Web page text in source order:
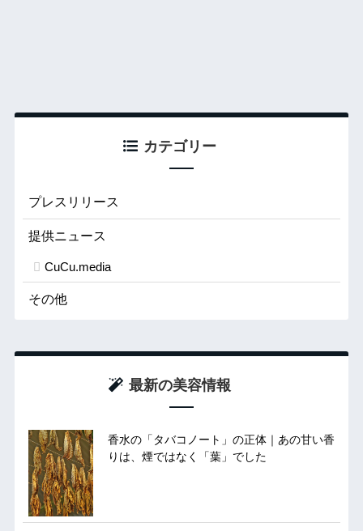
カテゴリー
プレスリリース
提供ニュース
CuCu.media
その他
最新の美容情報
香水の「タバコノート」の正体｜あの甘い香
りは、煙ではなく「葉」でした